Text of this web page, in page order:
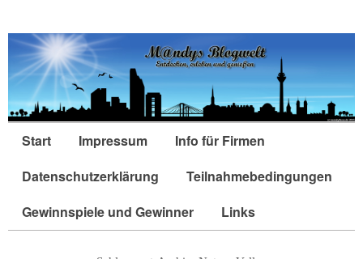
Start Impressum
Info für Firmen
Datenschutzerklärung
Teilnahmebedingungen
Gewinnspiele und Gewinner
Links